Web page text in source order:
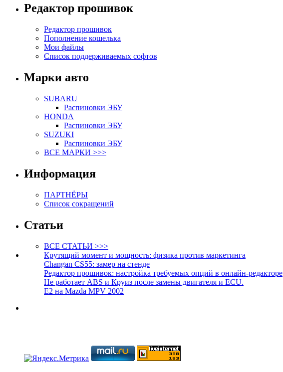
Редактор прошивок
Редактор прошивок
Пополнение кошелька
Мои файлы
Список поддерживаемых софтов
Марки авто
SUBARU
Распиновки ЭБУ
HONDA
Распиновки ЭБУ
SUZUKI
Распиновки ЭБУ
ВСЕ МАРКИ >>>
Информация
ПАРТНЁРЫ
Список сокращений
Статьи
ВСЕ СТАТЬИ >>>
Крутящий момент и мощность: физика против маркетинга
Changan CS55: замер на стенде
Редактор прошивок: настройка требуемых опций в онлайн-редакторе
Не работает ABS и Круиз после замены двигателя и ECU.
E2 на Mazda MPV 2002